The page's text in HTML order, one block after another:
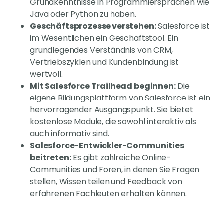
Grundkenntnisse in Programmiersprachen wie
Java oder Python zu haben.
Geschäftsprozesse verstehen:Salesforce ist
im Wesentlichen ein Geschäftstool. Ein
grundlegendes Verständnis von CRM,
Vertriebszyklen und Kundenbindung ist
wertvoll.
Mit Salesforce Trailhead beginnen:Die
eigene Bildungsplattform von Salesforce ist ein
hervorragender Ausgangspunkt. Sie bietet
kostenlose Module, die sowohl interaktiv als
auch informativ sind.
Salesforce-Entwickler-Communities
beitreten:Es gibt zahlreiche Online-
Communities und Foren, in denen Sie Fragen
stellen, Wissen teilen und Feedback von
erfahrenen Fachleuten erhalten können.